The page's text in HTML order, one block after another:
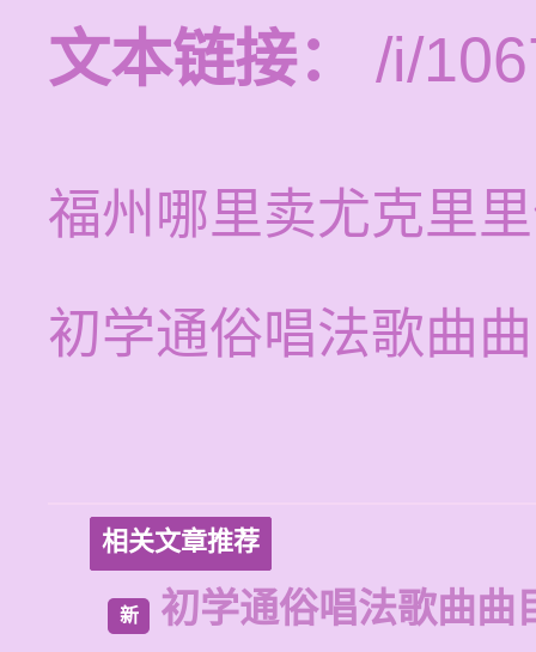
文本链接：
/i/
福州哪里卖尤克里
初学通俗唱法歌曲
相关文章推荐
新 初学通俗唱法歌曲曲